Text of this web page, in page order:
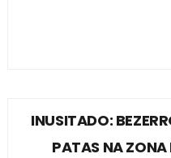
INUSITADO:
PATAS NA ZONA